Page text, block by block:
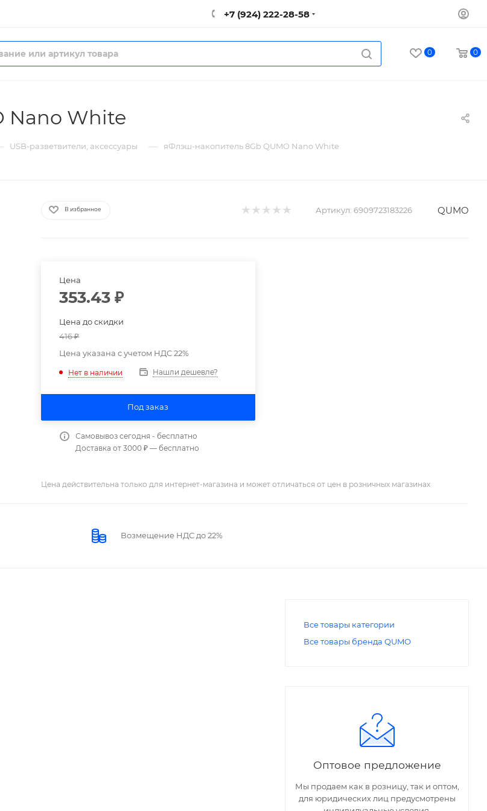
+7 (924) 222-28-58
0 0
Nano White
USB-разветвители, аксессуары — яФлэш-накопитель 8Gb QUMO Nano White
В избранное Артикул: 6909723183226 QUMO
Цена
353.43 ₽
Цена до скидки
416₽
Цена указана с учетом НДС 22%
Нет в наличии Нашли дешевле?
Под заказ
Самовывоз сегодня - бесплатно
Доставка от 3000 ₽ — бесплатно
Цена действительна только для интернет-магазина и может отличаться от цен в розничных магазинах
Возмещение НДС до 22%
Все товары категории
Все товары бренда QUMO
Оптовое предложение
Мы продаем как в розницу, так и оптом,
для юридических лиц предусмотрены